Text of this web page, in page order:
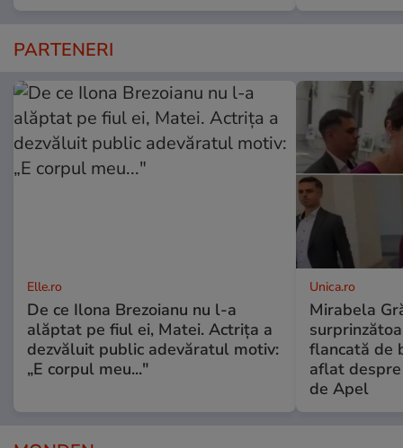
PARTENERI
Elle.ro
De ce Ilona Brezoianu nu l-a
alăptat pe fiul ei, Matei. Actrița a
dezvăluit public adevăratul motiv:
„E corpul meu..."
Unica.ro
Mirabela
flancată de
aflat
de Apel